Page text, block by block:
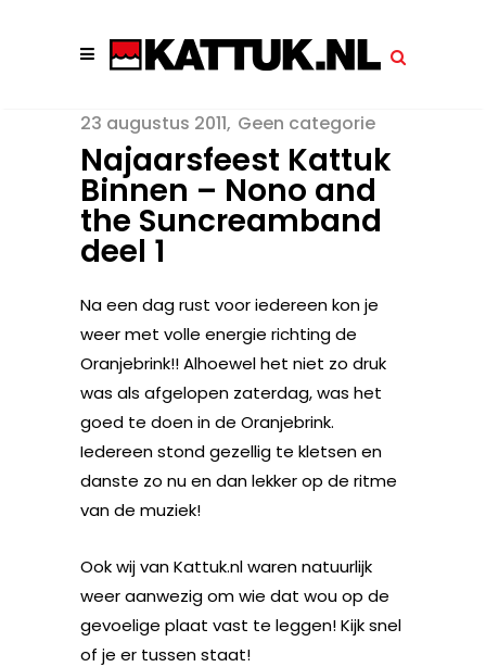
23 augustus 2011 Geen categorie
Najaarsfeest Kattuk
Binnen – Nono and
the Suncreamband
deel 1
Na een dag rust voor iedereen kon je
weer met volle energie richting de
Oranjebrink!! Alhoewel het niet zo druk
was als afgelopen zaterdag, was het
goed te doen in de Oranjebrink.
Iedereen stond gezellig te kletsen en
danste zo nu en dan lekker op de ritme
van de muziek!
Ook wij van Kattuk.nl waren natuurlijk
weer aanwezig om wie dat wou op de
gevoelige plaat vast te leggen! Kijk snel
of je er tussen staat!